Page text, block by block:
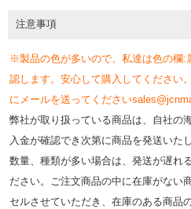
注意事項
※製品の色が多いので、私達は色の欄:
認します。安心して購入してください
にメールを送ってください
弊社が取り扱っている商品は、自社の
入金が確認でき次第に商品を発送いた
数量、種類が多い場合は、発送が遅れ
ださい。ご注文商品の中に在庫がない
セルさせていただき、在庫のある商品